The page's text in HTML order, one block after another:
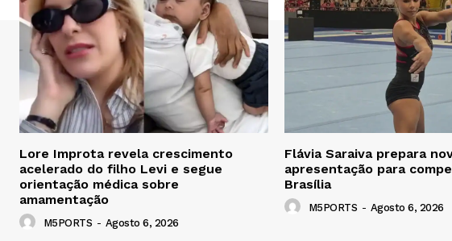
Lore Improta revela crescimento
acelerado do filho Levi e segue
orientação médica sobre
amamentação
M5PORTS - Agosto 6, 2026
Flávia Saraiva prepara
apresentação para
Brasília
M5PORTS - Agosto 6, 2026